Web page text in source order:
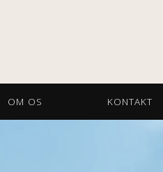
OM OS KONTAKT